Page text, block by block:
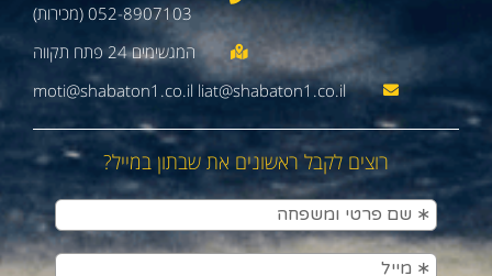
052-8907103 (מכירות)
moti@shabaton1.co.il liat@shabaton1.co.il
רוצים לקבל ראשונים את שבתון במייל?